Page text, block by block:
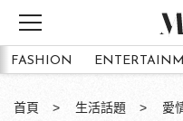
FASHION
首頁 生活話題 愛